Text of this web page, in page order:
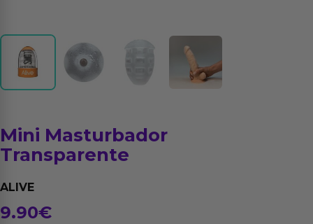
Mini Masturbador
Transparente
ALIVE
9.90€